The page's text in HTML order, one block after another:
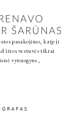
ŠARŪNAS
pasakojimo, kaip ji
šitos vestuvės tikrai
vynuogyne,